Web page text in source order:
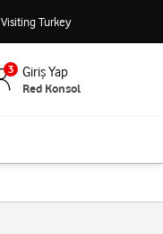
Visiting Turkey
3 Giriş Yap
Red Konsol